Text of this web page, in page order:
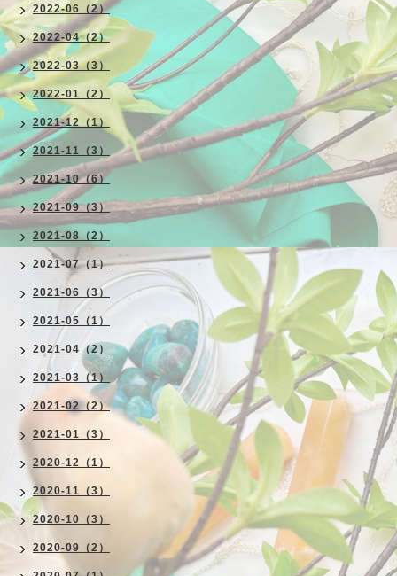
2022-06（2）
2022-04（2）
2022-03（3）
2022-01（2）
2021-12（1）
2021-11（3）
2021-10（6）
2021-09（3）
2021-08（2）
2021-07（1）
2021-06（3）
2021-05（1）
2021-04（2）
2021-03（1）
2021-02（2）
2021-01（3）
2020-12（1）
2020-11（3）
2020-10（3）
2020-09（2）